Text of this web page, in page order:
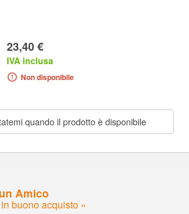
23,40 €
IVA inclusa
Non disponibile
quando il prodotto è disponibile
Amico
buono acquisto »